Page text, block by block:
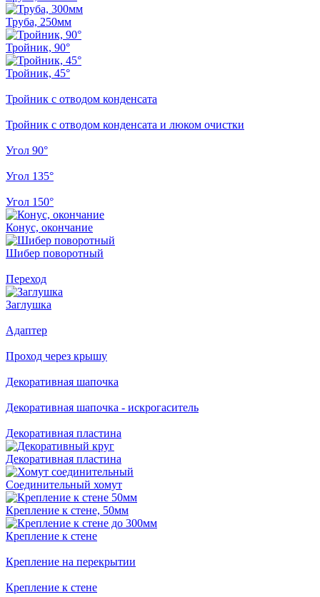
Труба, 250мм
Тройник, 90°
Тройник, 45°
Тройник с отводом конденсата
Тройник с отводом конденсата и люком очистки
Угол 90°
Угол 135°
Угол 150°
Конус, окончание
Шибер поворотный
Переход
Заглушка
Адаптер
Проход через крышу
Декоративная шапочка
Декоративная шапочка - искрогаситель
Декоративная пластина
Декоративная пластина
Соединительный хомут
Крепление к стене, 50мм
Крепление к стене
Крепление на перекрытии
Крепление к стене